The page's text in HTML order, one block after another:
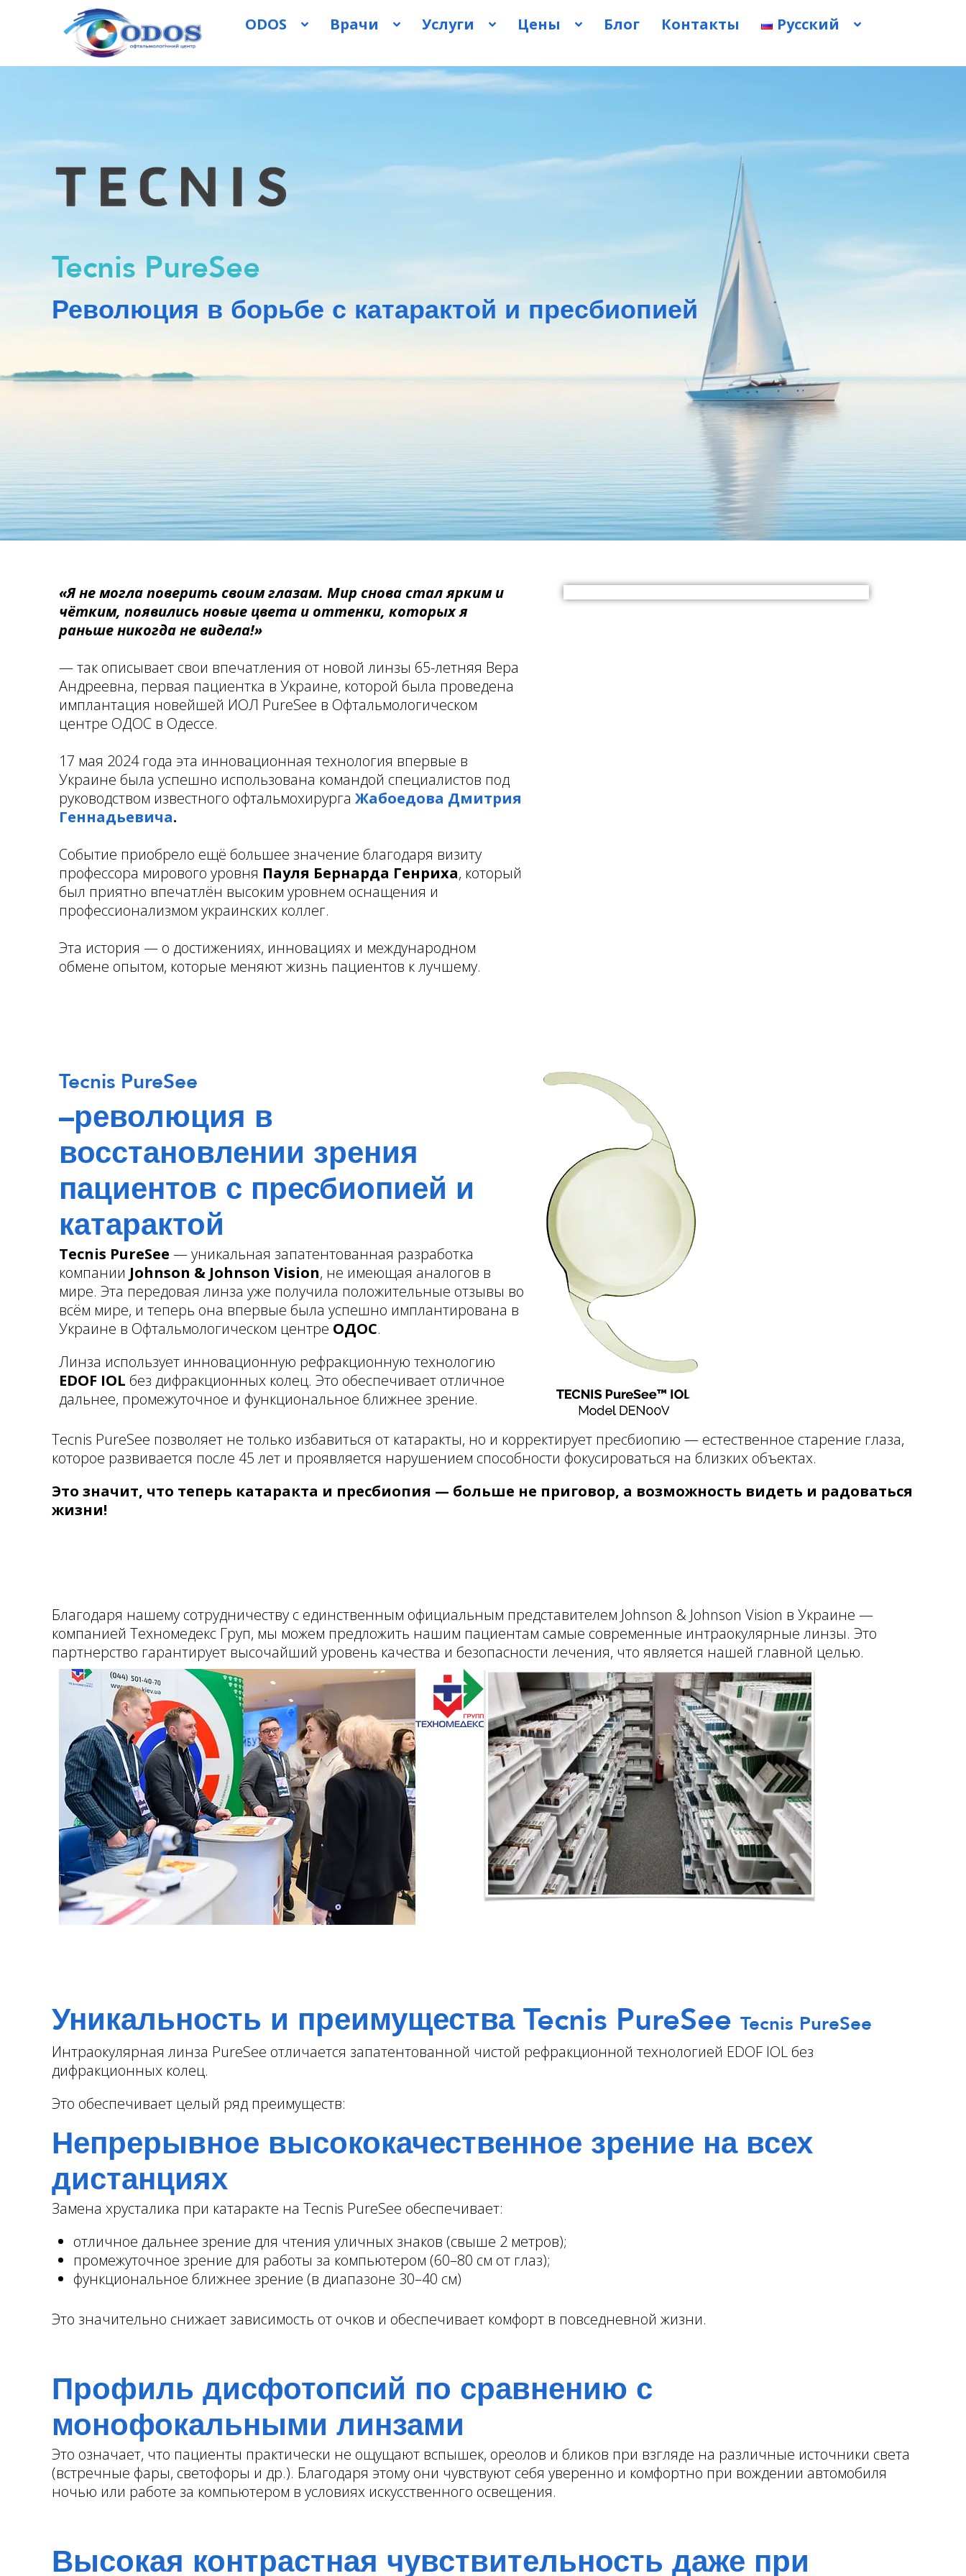
ODOS Врачи Услуги Цены Блог Контакты Русский
Tecnis PureSee
Революция в борьбе с катарактой и пресбиопией
«Я не могла поверить своим глазам. Мир снова стал ярким и
чётким, появились новые цвета и оттенки, которых я
раньше никогда не видела!»
— так описывает свои впечатления от новой линзы 65-летняя Вера
Андреевна, первая пациентка в Украине, которой была проведена
имплантация новейшей ИОЛ PureSee в Офтальмологическом
центре ОДОС в Одессе.
17 мая 2024 года эта инновационная технология впервые в
Украине была успешно использована командой специалистов под
руководством известного офтальмохирурга Жабоедова Дмитрия
Геннадьевича.
Событие приобрело ещё большее значение благодаря визиту
профессора мирового уровня Пауля Бернарда Генриха, который
был приятно впечатлён высоким уровнем оснащения и
профессионализмом украинских коллег.
Эта история — о достижениях, инновациях и международном
обмене опытом, которые меняют жизнь пациентов к лучшему.
Tecnis PureSee
–революция в
восстановлении зрения
пациентов с пресбиопией и
катарактой
Tecnis PureSee — уникальная запатентованная разработка
компании Johnson & Johnson Vision, не имеющая аналогов в
мире. Эта передовая линза уже получила положительные отзывы во
всём мире, и теперь она впервые была успешно имплантирована в
Украине в Офтальмологическом центре ОДОС.
Линза использует инновационную рефракционную технологию
EDOF IOL без дифракционных колец. Это обеспечивает отличное
дальнее, промежуточное и функциональное ближнее зрение.
Tecnis PureSee позволяет не только избавиться от катаракты, но и корректирует пресбиопию — естественное старение глаза,
которое развивается после 45 лет и проявляется нарушением способности фокусироваться на близких объектах.
Это значит, что теперь катаракта и пресбиопия — больше не приговор, а возможность видеть и радоваться
жизни!
Благодаря нашему сотрудничеству с единственным официальным представителем Johnson & Johnson Vision в Украине —
компанией Техномедекс Груп, мы можем предложить нашим пациентам самые современные интраокулярные линзы. Это
партнерство гарантирует высочайший уровень качества и безопасности лечения, что является нашей главной целью.
Уникальность и преимущества Tecnis PureSee Tecnis PureSee
Интраокулярная линза PureSee отличается запатентованной чистой рефракционной технологией EDOF IOL без
дифракционных колец.
Это обеспечивает целый ряд преимуществ:
Непрерывное высококачественное зрение на всех
дистанциях
Замена хрусталика при катаракте на Tecnis PureSee обеспечивает:
отличное дальнее зрение для чтения уличных знаков (свыше 2 метров);
промежуточное зрение для работы за компьютером (60–80 см от глаз);
функциональное ближнее зрение (в диапазоне 30–40 см)
Это значительно снижает зависимость от очков и обеспечивает комфорт в повседневной жизни.
Профиль дисфотопсий по сравнению с
монофокальными линзами
Это означает, что пациенты практически не ощущают вспышек, ореолов и бликов при взгляде на различные источники света
(встречные фары, светофоры и др.). Благодаря этому они чувствуют себя уверенно и комфортно при вождении автомобиля
ночью или работе за компьютером в условиях искусственного освещения.
Высокая контрастная чувствительность даже при